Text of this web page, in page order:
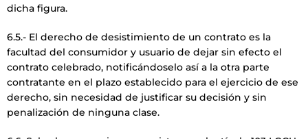
dicha figura.
6.5.- El derecho de desistimiento de un contrato es la
facultad del consumidor y usuario de dejar sin efecto el
contrato celebrado, notificándoselo así a la otra parte
contratante en el plazo establecido para el ejercicio de ese
derecho, sin necesidad de justificar su decisión y sin
penalización de ninguna clase.